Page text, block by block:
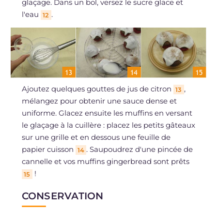
glaçage. Dans un bol, versez le sucre glace et
l'eau 12 .
Ajoutez quelques gouttes de jus de citron 13 ,
mélangez pour obtenir une sauce dense et
uniforme. Glacez ensuite les muffins en versant
le glaçage à la cuillère : placez les petits gâteaux
sur une grille et en dessous une feuille de
papier cuisson 14 . Saupoudrez d'une pincée de
cannelle et vos muffins gingerbread sont prêts
15 !
CONSERVATION